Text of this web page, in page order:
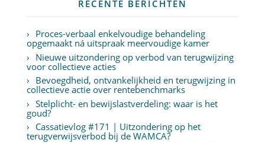
RECENTE BERICHTEN
Proces-verbaal enkelvoudige behandeling
opgemaakt ná uitspraak meervoudige kamer
Nieuwe uitzondering op verbod van terugwijzing
voor collectieve acties
Bevoegdheid, ontvankelijkheid en terugwijzing in
collectieve actie over rentebenchmarks
Stelplicht- en bewijslastverdeling: waar is het
goud?
Cassatievlog #171 | Uitzondering op het
terugverwijsverbod bij de WAMCA?